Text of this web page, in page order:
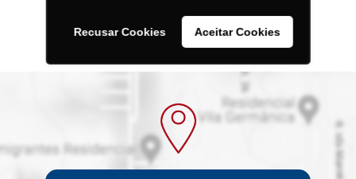
Recusar Cookies Aceitar Cookies